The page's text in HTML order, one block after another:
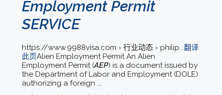
Employment Permit
SERVICE
https://www.9988visa.com › 行业动态 › philip...翻译
此页Alien Employment Permit An Alien
Employment Permit (AEP) is a document issued by
the Department of Labor and Employment (DOLE)
authorizing a foreign ...